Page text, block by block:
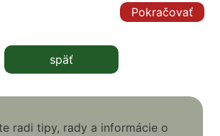
Pokračovať
späť
radi tipy, rady a informácie o